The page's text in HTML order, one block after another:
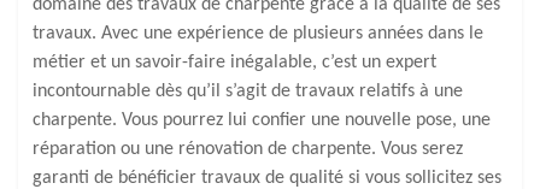
domaine des travaux de charpente grâce à la qualité de ses
travaux. Avec une expérience de plusieurs années dans le
métier et un savoir-faire inégalable, c’est un expert
incontournable dès qu’il s’agit de travaux relatifs à une
charpente. Vous pourrez lui confier une nouvelle pose, une
réparation ou une rénovation de charpente. Vous serez
garanti de bénéficier travaux de qualité si vous sollicitez ses